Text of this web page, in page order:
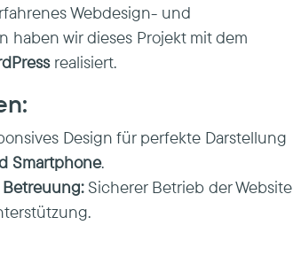
Webdesign- und
wir dieses Projekt mit dem
realisiert.
Design für perfekte Darstellung
Smartphone.
Sicherer Betrieb der Website